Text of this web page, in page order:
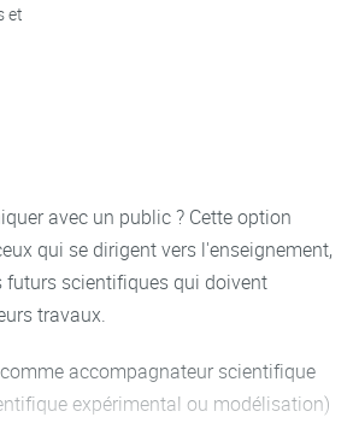
et
avec un public ? Cette option
qui se dirigent vers l'enseignement,
futurs scientifiques qui doivent
travaux.
accompagnateur scientifique
expérimental ou modélisation)